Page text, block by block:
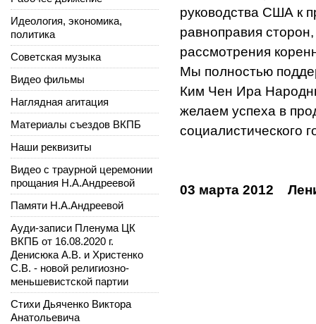
руководства США к
равноправия
рассмотрения
Мы полностью
Ким Чен Ира
желаем успеха в
социалистического
03 марта 2012
Идеология, экономика,
политика
Советская музыка
Видео фильмы
Наглядная агитация
Материалы съездов ВКПБ
Наши реквизиты
Видео с траурной церемонии
прощания Н.А.Андреевой
Памяти Н.А.Андреевой
Ауди-записи Пленума ЦК
ВКПБ от 16.08.2020 г.
Денисюка А.В. и Христенко
С.В. - новой религиозно-
меньшевистской партии
Стихи Дьяченко Виктора
Анатольевича